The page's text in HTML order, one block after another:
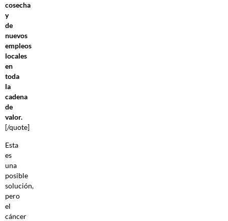
cosecha
y
de
nuevos
empleos
locales
en
toda
la
cadena
de
valor.
[/quote]
Esta
es
una
posible
solución,
pero
el
cáncer